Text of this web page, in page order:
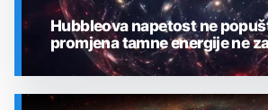
Hubbleova napetost ne
promjena tamne energije ne